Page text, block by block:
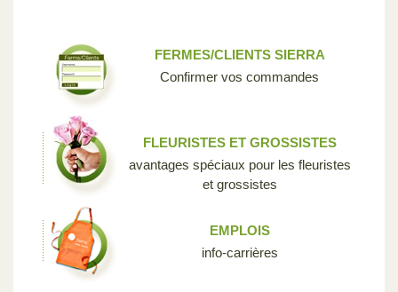
FERMES/CLIENTS SIERRA
Confirmer vos commandes
FLEURISTES ET GROSSISTES
avantages spéciaux pour les fleuristes
et grossistes
EMPLOIS
info-carrières